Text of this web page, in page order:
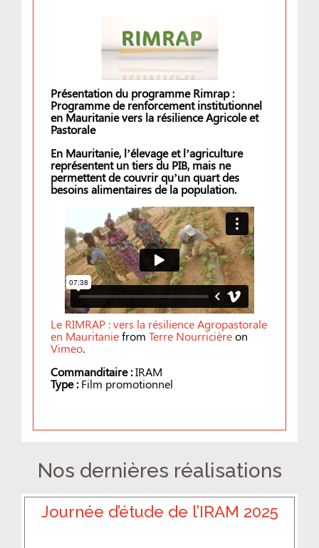
Présentation du programme Rimrap :
Programme de renforcement institutionnel
en Mauritanie vers la résilience Agricole et
Pastorale
En Mauritanie, l’élevage et l’agriculture
représentent un tiers du PIB, mais ne
permettent de couvrir qu’un quart des
besoins alimentaires de la population.
Le RIMRAP : vers la résilience Agropastorale
en Mauritaniefrom Terre Nourricièreon
Vimeo.
Commanditaire :IRAM
Type :Film promotionnel
Nos dernières réalisations
Journée d’étude de l’IRAM 2025